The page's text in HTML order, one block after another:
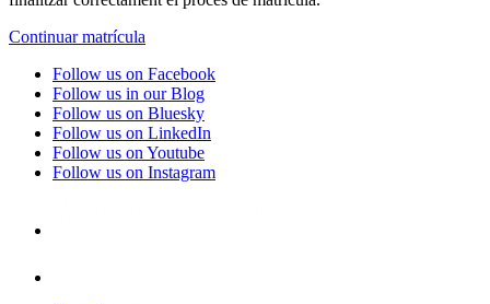
Continuar matrícula
Follow us on Facebook
Follow us in our Blog
Follow us on Bluesky
Follow us on LinkedIn
Follow us on Youtube
Follow us on Instagram